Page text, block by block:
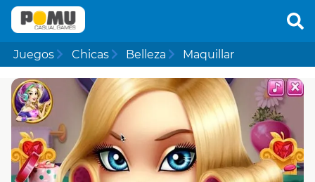
Juegos Chicas Belleza Maquillar